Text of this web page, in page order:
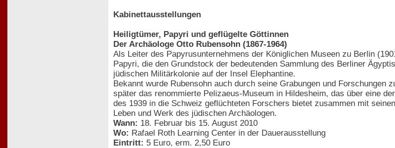
Kabinettausstellungen
Heiligtümer, Papyri und geflügelte Göttinnen
Der Archäologe Otto Rubensohn (1867-1964)
Als Leiter des Papyrusunternehmens der Königlichen Museen zu Berlin
Papyri, die den Grundstock der bedeutenden Sammlung des Berliner
jüdischen Militärkolonie auf der Insel Elephantine.
Bekannt wurde Rubensohn auch durch seine Grabungen und
später das renommierte Pelizaeus-Museum in Hildesheim, das über eine
des 1939 in die Schweiz geflüchteten Forschers bietet zusammen mit
Leben und Werk des jüdischen Archäologen.
Wann: 18. Februar bis 15. August 2010
Wo: Rafael Roth Learning Center in der Dauerausstellung
Eintritt: 5 Euro, erm. 2,50 Euro